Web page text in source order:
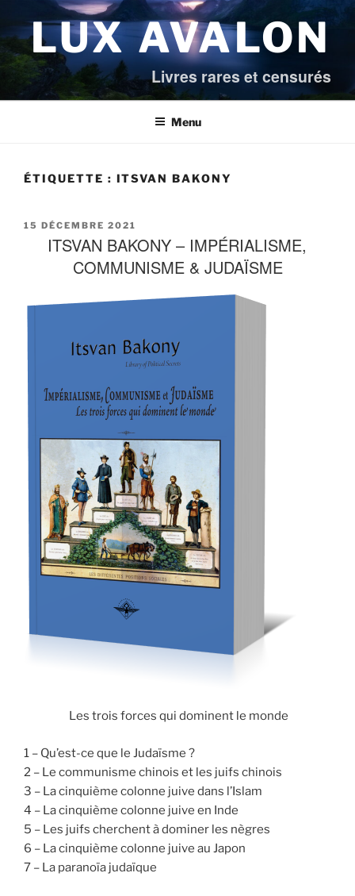
contenu
principal
LUX AVALON
Livres rares et censurés
Menu
ÉTIQUETTE : ITSVAN BAKONY
PUBLIÉ
15 DÉCEMBRE 2021
ITSVAN BAKONY – IMPÉRIALISME,
COMMUNISME & JUDAÏSME
Les trois forces qui dominent le monde
1 – Qu’est-ce que le Judaïsme ?
2 – Le communisme chinois et les juifs chinois
3 – La cinquième colonne juive dans l’Islam
4 – La cinquième colonne juive en Inde
5 – Les juifs cherchent à dominer les nègres
6 – La cinquième colonne juive au Japon
7 – La paranoïa judaïque